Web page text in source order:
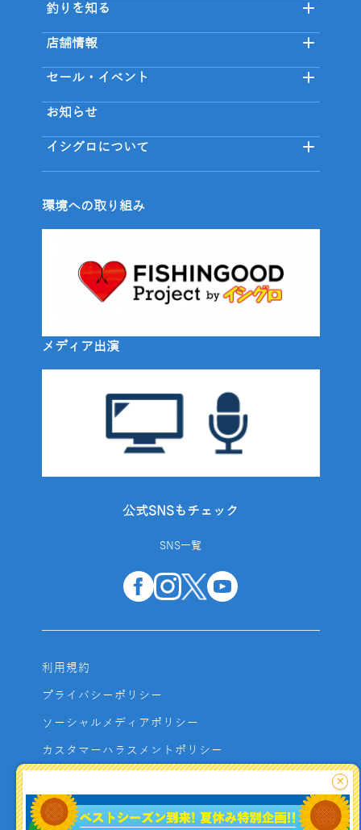
釣りを知る
店舗情報
セール・イベント
お知らせ
イシグロについて
環境への取り組み
メディア出演
公式SNSもチェック
SNS一覧
利用規約
プライバシーポリシー
ソーシャルメディアポリシー
カスタマーハラスメントポリシー
よくあるご質問
×